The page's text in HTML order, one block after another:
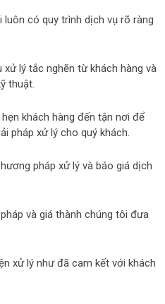
có quy trình dịch vụ rõ ràng
lý tắc nghẽn từ khách hàng và
thuật.
khách hàng đến tận nơi để
pháp xử lý cho quý khách.
pháp xử lý và báo giá dịch
và giá thành chúng tôi đưa
xử lý như đã cam kết với khách